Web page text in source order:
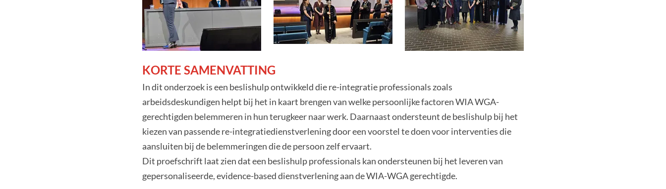
KORTE SAMENVATTING
In dit onderzoek is een beslishulp ontwikkeld die re-integratie professionals zoals
arbeidsdeskundigen helpt bij het in kaart brengen van welke persoonlijke factoren WIA WGA-
gerechtigden belemmeren in hun terugkeer naar werk. Daarnaast ondersteunt de beslishulp bij het
kiezen van passende re-integratiedienstverlening door een voorstel te doen voor interventies die
aansluiten bij de belemmeringen die de persoon zelf ervaart.
Dit proefschrift laat zien dat een beslishulp professionals kan ondersteunen bij het leveren van
gepersonaliseerde, evidence-based dienstverlening aan de WIA-WGA gerechtigde.